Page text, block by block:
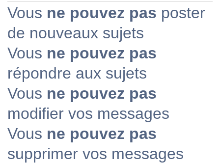
Vous ne pouvez pas poster
de nouveaux sujets
Vous ne pouvez pas
répondre aux sujets
Vous ne pouvez pas
modifier vos messages
Vous ne pouvez pas
supprimer vos messages